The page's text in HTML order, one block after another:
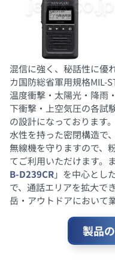
混信に強く、秘話性に優
カ国防総省軍用規格MIL-
温度衝撃・太陽光・降雨
下衝撃・上空気圧の各試
の設計になっております
水性を持った密閉構造で
無線機を守りますので、
てご利用いただけます。
B-D239CR」を中心とし
で、通話エリアを拡大で
岳・アウトドアにおいて
製品